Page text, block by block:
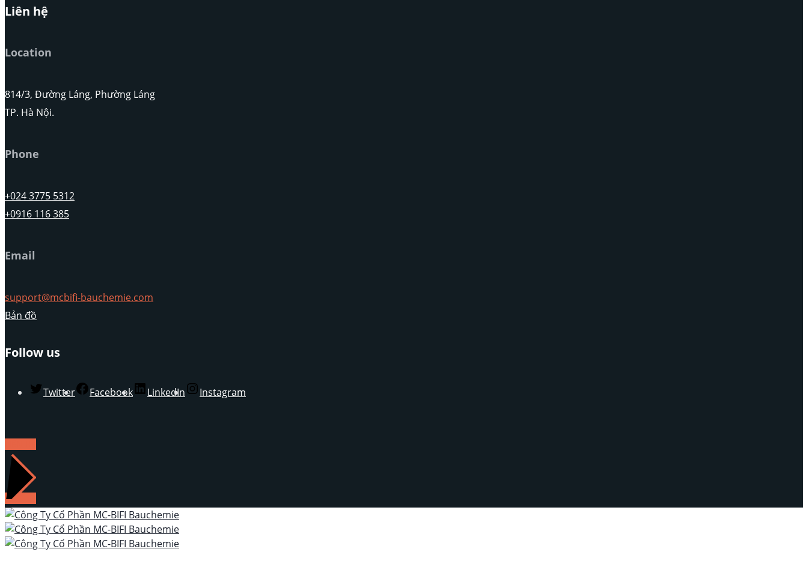
Liên hệ
Location
814/3, Đường Láng, Phường Láng
TP. Hà Nội.
Phone
+024 3775 5312
+0916 116 385
Email
support@mcbifi-bauchemie.com
Bản đồ
Follow us
Twitter Facebook LinkedIn Instagram